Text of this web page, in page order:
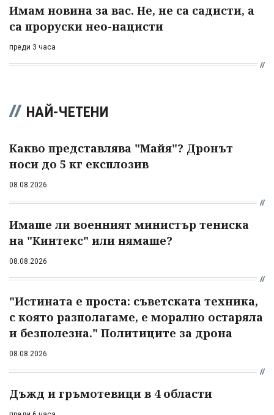
Имам новина за вас. Не, не са садисти, а
са проруски нео-нацисти
преди 3 часа
НАЙ-ЧЕТЕНИ
Какво представлява "Майя"? Дронът
носи до 5 кг експлозив
08.08.2026
Имаше ли военният министър тениска
на "Кинтекс" или нямаше?
08.08.2026
"Истината е проста: съветската техника,
с която разполагаме, е морално остаряла
и безполезна." Политиците за дрона
08.08.2026
Дъжд и гръмотевици в 4 области